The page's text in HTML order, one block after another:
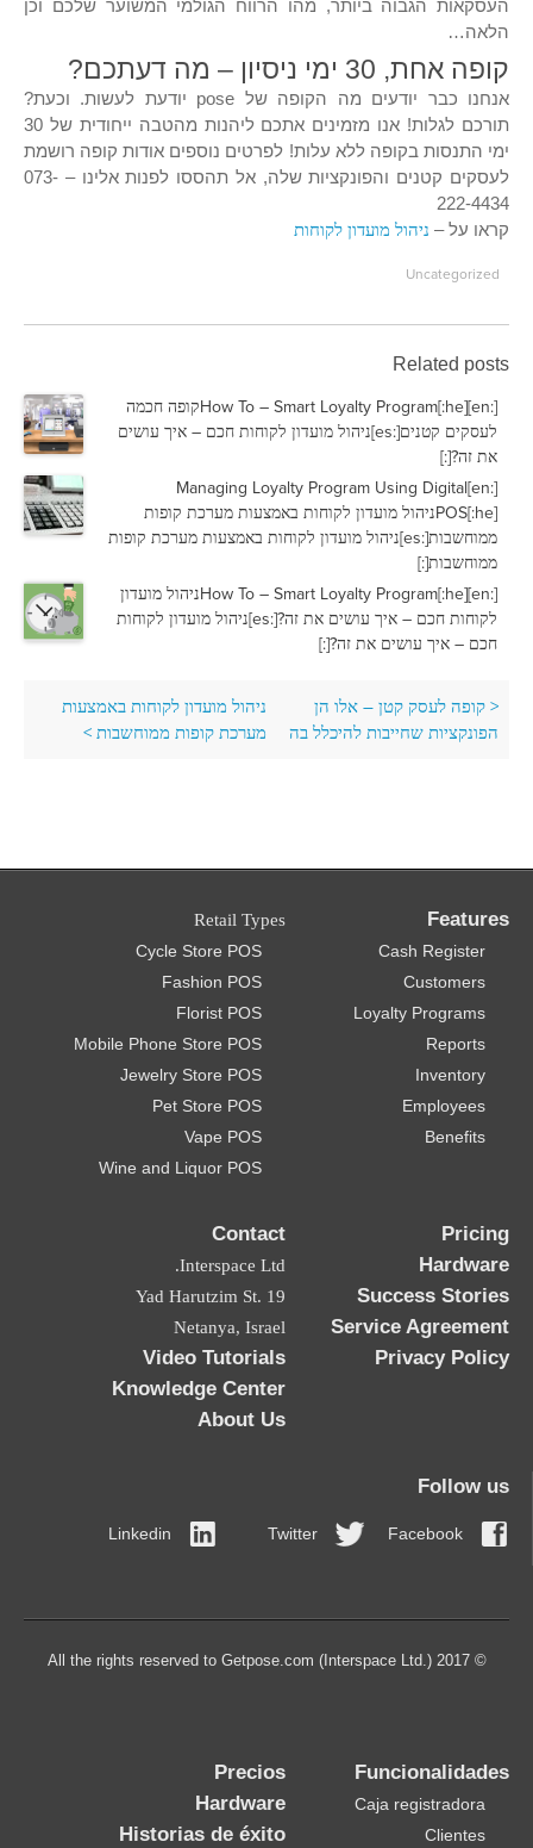
העסקאות הגבוה ביותר, מהו הרווח הגולמי המשוער שלכם וכן
הלאה…
קופה אחת, 30 ימי ניסיון – מה דעתכם?
אנחנו כבר יודעים מה הקופה של pose יודעת לעשות. וכעת?
תורכם לגלות! אנו מזמינים אתכם ליהנות מהטבה ייחודית של 30
ימי התנסות בקופה ללא עלות! לפרטים נוספים אודות קופה רושמת
לעסקים קטנים והפונקציות שלה, אל תהססו לפנות אלינו – 073-
222-4434
קראו על – ניהול מועדון לקוחות
Uncategorized
Related posts
[:en]How To – Smart Loyalty Program[:he]קופה חכמה
לעסקים קטנים[:es]ניהול מועדון לקוחות חכם – איך עושים
את זה?[:]
[:en]Managing Loyalty Program Using Digital
POS[:he]ניהול מועדון לקוחות באמצעות מערכת קופות
ממוחשבות[:es]ניהול מועדון לקוחות באמצעות מערכת קופות
ממוחשבות[:]
[:en]How To – Smart Loyalty Program[:he]ניהול מועדון
לקוחות חכם – איך עושים את זה?[:es]ניהול מועדון לקוחות
חכם – איך עושים את זה?[:]
< קופה לעסק קטן – אלו הן
הפונקציות שחייבות להיכלל בה
ניהול מועדון לקוחות באמצעות
מערכת קופות ממוחשבות >
Features
Cash Register
Customers
Loyalty Programs
Reports
Inventory
Employees
Benefits
Retail Types
Cycle Store POS
Fashion POS
Florist POS
Mobile Phone Store POS
Jewelry Store POS
Pet Store POS
Vape POS
Wine and Liquor POS
Pricing
Hardware
Success Stories
Service Agreement
Privacy Policy
Contact
Interspace Ltd.
19 Yad Harutzim St.
Netanya, Israel
Video Tutorials
Knowledge Center
About Us
Follow us
Facebook
Twitter
Linkedin
© 2017 All the rights reserved to Getpose.com (Interspace Ltd.)
Funcionalidades
Caja registradora
Clientes
Precios
Hardware
Historias de éxito